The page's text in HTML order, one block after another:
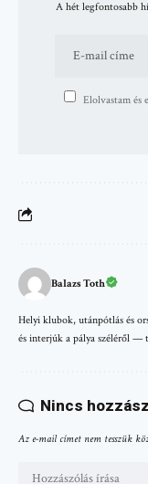
A hét legfontosabb
Elolvastam és
Balazs Toth
Helyi klubok, utánpótlás és
és interjúk a pálya széléről —
Nincs
Az e-mail címet nem tesszük